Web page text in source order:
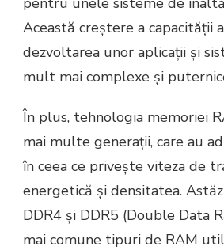
Această creștere a capacității
dezvoltarea unor aplicații și
mult mai complexe și
În plus, tehnologia memoriei
mai multe generații, care au
în ceea ce privește viteza de
energetică și densitatea.
DDR4 și DDR5 (Double Data
mai comune tipuri de RAM